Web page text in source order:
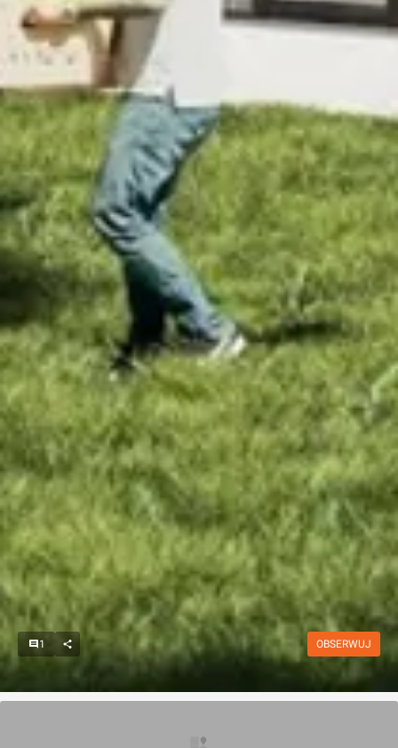
1 OBSERWUJ